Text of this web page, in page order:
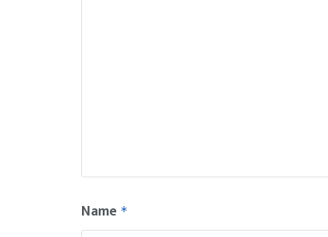
Name *